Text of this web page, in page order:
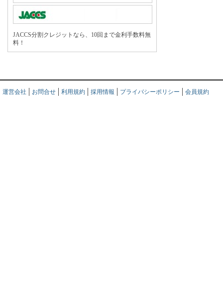
JACCS分割クレジットなら、10回まで金利手数料無
料！
運営会社 お問合せ 利用規約 採用情報 プライバシーポリシー 会員規約